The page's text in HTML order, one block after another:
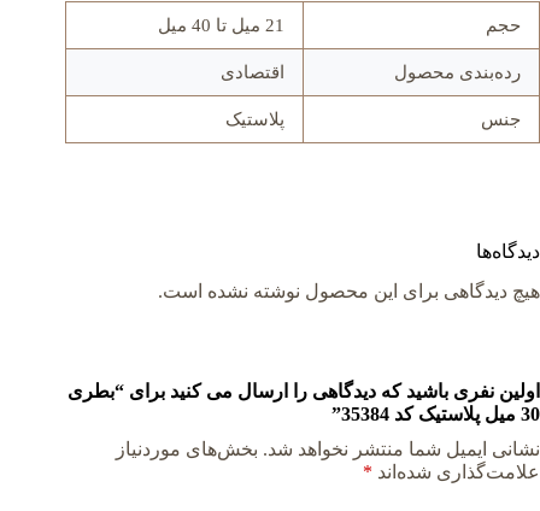
حجم 21 میل تا 40 میل
رده‌بندی محصول اقتصادی
جنس پلاستیک
دیدگاه‌ها
هیچ دیدگاهی برای این محصول نوشته نشده است.
اولین نفری باشید که دیدگاهی را ارسال می کنید برای “بطری
30 میل پلاستیک کد 35384”
نشانی ایمیل شما منتشر نخواهد شد. بخش‌های موردنیاز
علامت‌گذاری شده‌اند *